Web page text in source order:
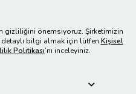
gizliliğini önemsiyoruz. Şirketimizin
detaylı bilgi almak için lütfen Kişisel
Politikası’nı inceleyiniz.